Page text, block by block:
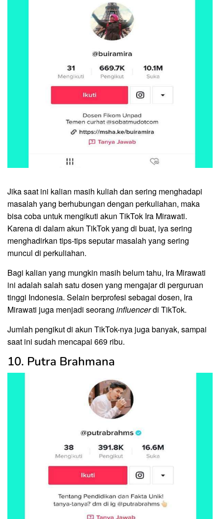
Jika saat ini kalian masih kuliah dan sering menghadapi
masalah yang berhubungan dengan perkuliahan, maka
bisa coba untuk mengikuti akun TikTok Ira Mirawati.
Karena di dalam akun TikTok yang di buat, iya sering
menghadirkan tips-tips seputar masalah yang sering
muncul di perkuliahan.
Bagi kalian yang mungkin masih belum tahu, Ira Mirawati
ini adalah salah satu dosen yang mengajar di perguruan
tinggi Indonesia. Selain berprofesi sebagai dosen, Ira
Mirawati juga menjadi seorang influencerdi TikTok.
Jumlah pengikut di akun TikTok-nya juga banyak, sampai
saat ini sudah mencapai 669 ribu.
10. Putra Brahmana